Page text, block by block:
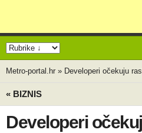
Metro-portal.hr » Developeri očekuju
« BIZNIS
Developeri